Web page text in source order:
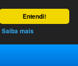
Entendi!
Saiba mais